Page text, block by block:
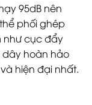
95dB nên
phối ghép
như cục đẩy
dây hoàn hảo
hiện đại nhất.